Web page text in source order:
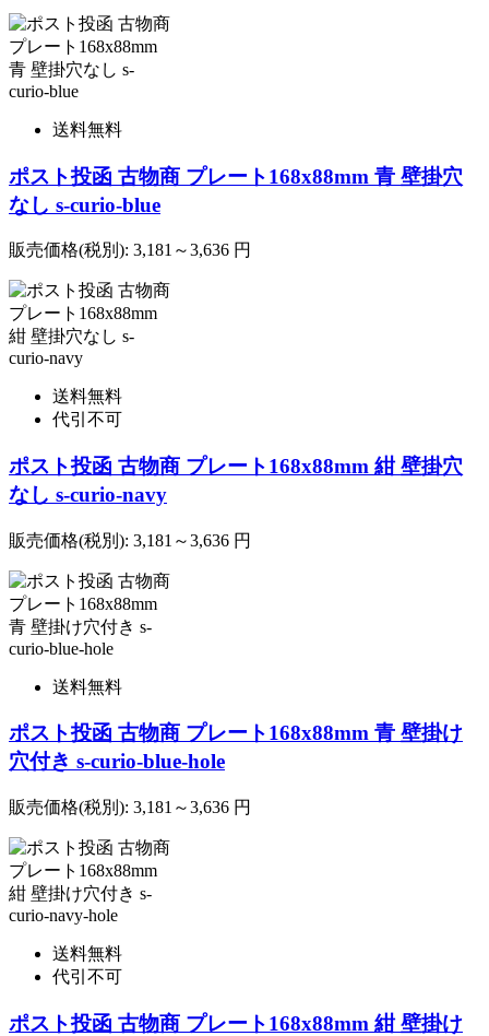
送料無料
ポスト投函 古物商 プレート168x88mm 青 壁掛穴
なし s-curio-blue
販売価格(税別): 3,181～3,636 円
送料無料
代引不可
ポスト投函 古物商 プレート168x88mm 紺 壁掛穴
なし s-curio-navy
販売価格(税別): 3,181～3,636 円
送料無料
ポスト投函 古物商 プレート168x88mm 青 壁掛け
穴付き s-curio-blue-hole
販売価格(税別): 3,181～3,636 円
送料無料
代引不可
ポスト投函 古物商 プレート168x88mm 紺 壁掛け